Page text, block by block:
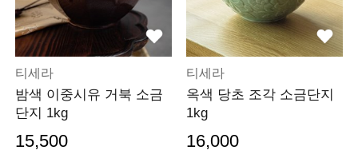
티세라
밤색 이중시유 거북 소금
단지 1kg
15,500
티세라
옥색 당초 조각 소금단지
1kg
16,000